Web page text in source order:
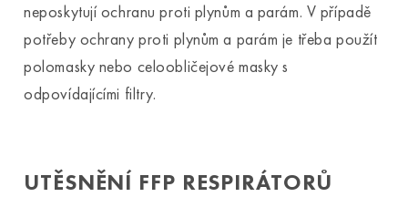
neposkytují ochranu proti plynům a parám. V případě
potřeby ochrany proti plynům a parám je třeba použít
polomasky nebo celoobličejové masky s
odpovídajícími filtry.
UTĚSNĚNÍ FFP RESPIRÁTORŮ